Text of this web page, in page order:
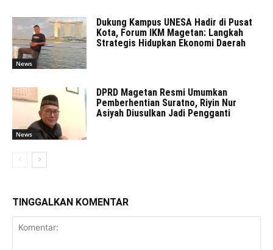
News
Dukung Kampus UNESA Hadir di Pusat
Kota, Forum IKM Magetan: Langkah
Strategis Hidupkan Ekonomi Daerah
News
DPRD Magetan Resmi Umumkan
Pemberhentian Suratno, Riyin Nur
Asiyah Diusulkan Jadi Pengganti
TINGGALKAN KOMENTAR